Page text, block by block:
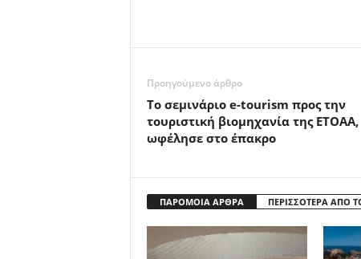
Προηγούμενο άρθρο
To σεμινάριο e-tourism προς την
τουριστική βιομηχανία της ΕΤΟΑΑ,
ωφέλησε στο έπακρο
ΠΑΡΟΜΟΙΑ ΑΡΘΡΑ ΠΕΡΙΣΣΟΤΕΡΑ ΑΠΟ